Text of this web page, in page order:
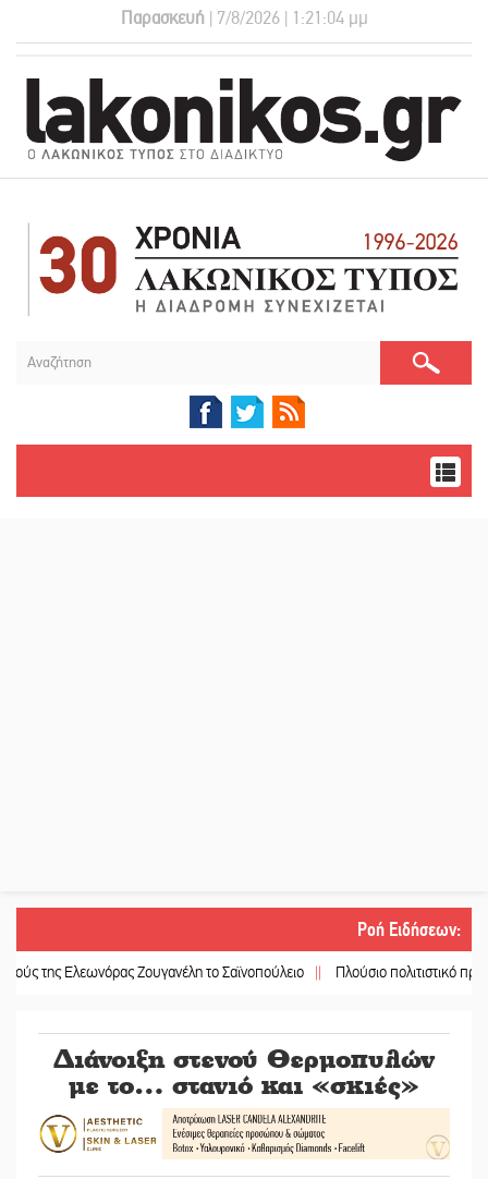
Παρασκευή | 7/8/2026 | 1:21:05 μμ
Ροή Ειδήσεων:
Ζουγανέλη το Σαϊνοπούλειο || Πλούσιο πολιτιστικό πρόγραμμα δίνει
Διάνοιξη στενού Θερμοπυλών
με το… στανιό και «σκιές»